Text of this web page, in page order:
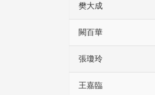
樊大成
闕百華
張瓊玲
王嘉臨